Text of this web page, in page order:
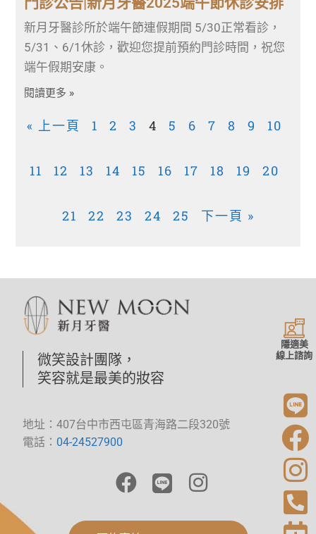
新月牙醫診所於端午節連假期間 5/30正常看診，
5/31、6/1休診，歡迎您提前預約門診時間，祝您
端午假期安康。
閱讀更多 »
« 上一頁 1 2 3 4 5 6 7 8 9 10
11 12 13 14 15 16 17 18 19 20
21 22 23 24 25 下一頁 »
微笑設計團隊，
笑容就是最美的妝容
地址：407台中市西屯區青海路二段320號
電話： 04-24527900
隱適美
線上諮詢